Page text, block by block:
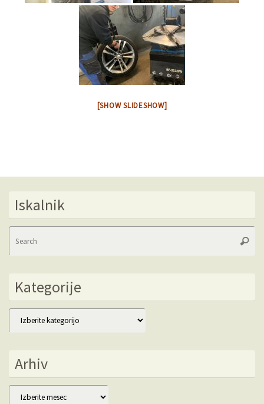
[SHOW SLIDESHOW]
Iskalnik
Kategorije
Kategorije
Arhiv
Arhiv